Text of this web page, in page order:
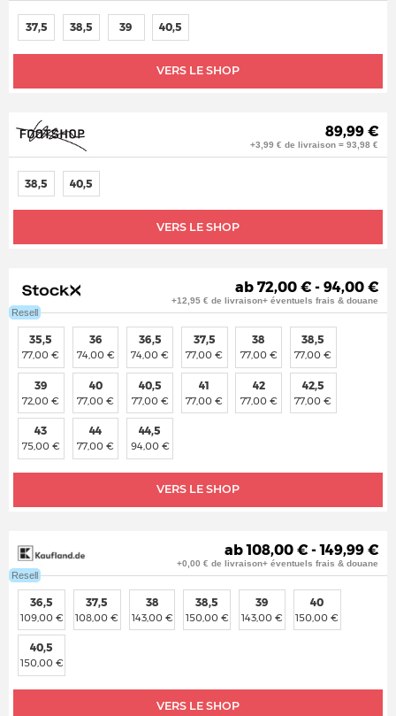
VERS LE SHOP
37,5 38,5 39 40,5
89,99 €
+3,99 € de livraison = 93,98 €
VERS LE SHOP
38,5 40,5
Resell
ab 72,00 € - 94,00 €
+12,95 € de livraison+ éventuels frais & douane
VERS LE SHOP
35,5
77,00 €
36
74,00 €
36,5
74,00 €
37,5
77,00 €
38
77,00 €
38,5
77,00 €
39
72,00 €
40
77,00 €
40,5
77,00 €
41
77,00 €
42
77,00 €
42,5
77,00 €
43
75,00 €
44
77,00 €
44,5
94,00 €
Resell
ab 108,00 € - 149,99 €
+0,00 € de livraison+ éventuels frais & douane
VERS LE SHOP
36,5
109,00 €
37,5
108,00 €
38
143,00 €
38,5
150,00 €
39
143,00 €
40
150,00 €
40,5
150,00 €